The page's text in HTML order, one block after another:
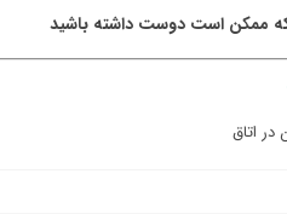
ممکن است دوست داشته باشید
در اتاق